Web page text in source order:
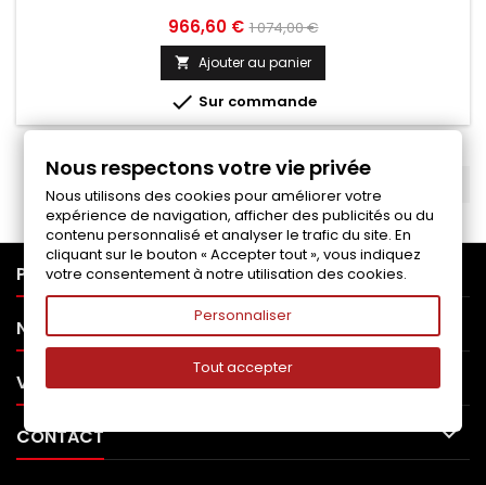
Prix
966,60 € Prix
de
base
1 074,00 €
 Ajouter au panier
 Sur commande
PRODUITS
NOTRE SOCIÉTÉ
VOTRE COMPTE 
CONTACT 
Nous respectons votre vie privée
Nous utilisons des cookies pour améliorer votre
expérience de navigation, afficher des publicités ou du
contenu personnalisé et analyser le trafic du site. En
cliquant sur le bouton « Accepter tout », vous indiquez
votre consentement à notre utilisation des cookies.
Personnaliser
Tout accepter